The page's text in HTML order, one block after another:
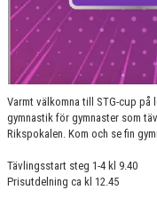
Varmt välkomna till STG-cup
gymnastik för gymnaster som
Rikspokalen. Kom och se fin
Tävlingsstart steg 1-4 kl 9.40
Prisutdelning ca kl 12.45